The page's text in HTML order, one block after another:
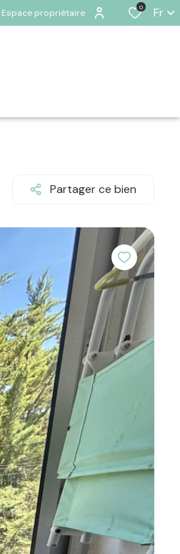
Espace propriétaire
0 Fr
Partager ce bien